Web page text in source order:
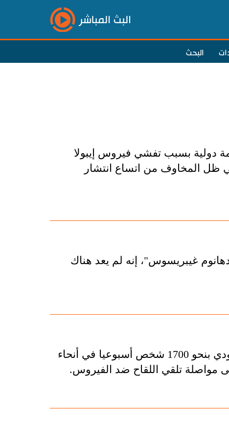
البث المباشر
البحث
دولية بسبب تفشي فيروس إيبولا
ظل المخاوف من اتساع انتشار
غيبريسوس"، إنه لم يعد هناك
أعلنت منظمة الصحة العالمية، ان كوفيد-19 لا يزال يودي بنحو 1700 شخص أسبوعيا في أنحاء
مواصلة تلقي اللقاح ضد الفيروس.